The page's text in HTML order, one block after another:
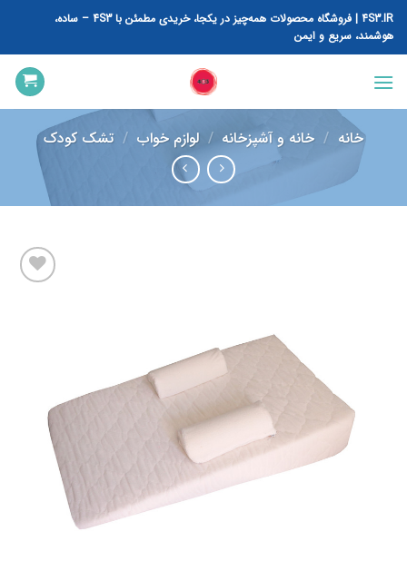
پرش
محتوا
4S3.IR | فروشگاه محصولات همه‌چیز در یکجا، خریدی مطمئن با 4S3 – ساده،
هوشمند، سریع و ایمن
خانه / خانه و آشپزخانه / لوازم خواب / تشک کودک